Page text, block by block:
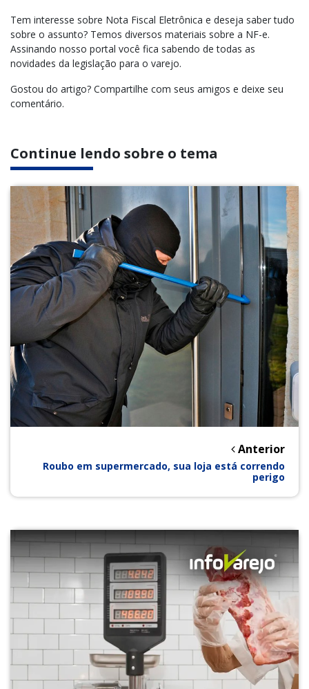
Tem interesse sobre Nota Fiscal Eletrônica e deseja saber tudo
sobre o assunto? Temos diversos materiais sobre a NF-e.
Assinando nosso portal você fica sabendo de todas as
novidades da legislação para o varejo.
Gostou do artigo? Compartilhe com seus amigos e deixe seu
comentário.
Continue lendo sobre o tema
Anterior
Roubo em supermercado, sua loja está correndo
perigo